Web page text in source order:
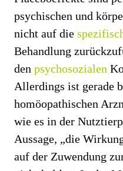
psychischen und
nicht auf die
Behandlung
den psychosozialen
Allerdings ist gerade
homöopathischen
wie es in der
Aussage, „die
auf der Zuwendung